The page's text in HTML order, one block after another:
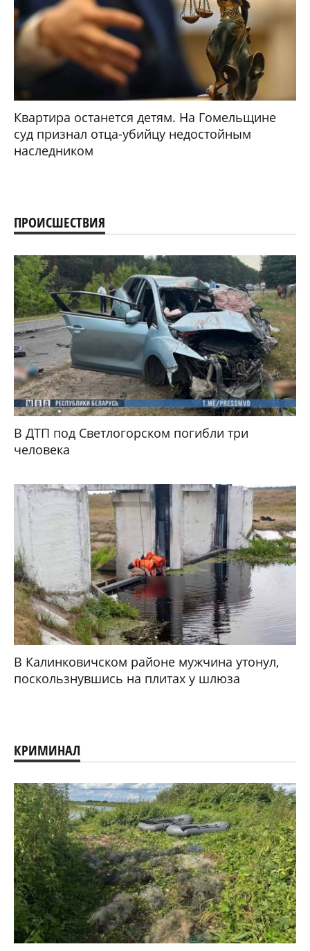
Квартира останется детям. На Гомельщине
суд признал отца-убийцу недостойным
наследником
ПРОИСШЕСТВИЯ
В ДТП под Светлогорском погибли три
человека
В Калинковичском районе мужчина утонул,
поскользнувшись на плитах у шлюза
КРИМИНАЛ